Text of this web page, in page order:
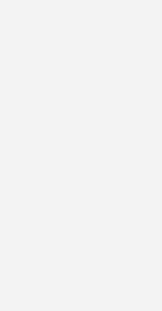
Anfang bis Mitte des
einmal dem der Nord-Bundesländer
Zubau mehr als die Hälfte hinter den
Eigentlich sollten jährlich 500 MW
die Regierungskoalition in Mainz aus
um 2030 den landesweiten
Erneuerbare-Energien-Anlagen
Fachkräftemangel und
führt das Klimaschutzministerium
deutlich beschleunigt. Dank
haben sich die Verfahren bundesweit
im Jahr 2023 von im Schnitt 25,9
Median – ein Mittelwert, der die
statistisch ausschließt, waren es sogar
ein paar Tage mehr als ein Jahr. In
Behörden und Lokalpolitik mit 20,4
beim Beschleunigen
es auch bundesweit noch sehr lange